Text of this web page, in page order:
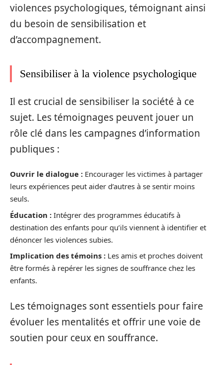
violences psychologiques, témoignant ainsi
du besoin de sensibilisation et
d’accompagnement.
Sensibiliser à la violence psychologique
Il est crucial de sensibiliser la société à ce
sujet. Les témoignages peuvent jouer un
rôle clé dans les campagnes d’information
publiques :
Ouvrir le dialogue : Encourager les victimes à partager
leurs expériences peut aider d’autres à se sentir moins
seuls.
Éducation : Intégrer des programmes éducatifs à
destination des enfants pour qu’ils viennent à identifier et
dénoncer les violences subies.
Implication des témoins : Les amis et proches doivent
être formés à repérer les signes de souffrance chez les
enfants.
Les témoignages sont essentiels pour faire
évoluer les mentalités et offrir une voie de
soutien pour ceux en souffrance.